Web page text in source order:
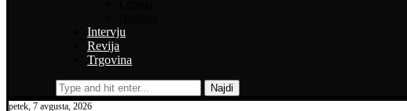
Intervju
Revija
Trgovina
Najdi
petek, 7 avgusta, 2026